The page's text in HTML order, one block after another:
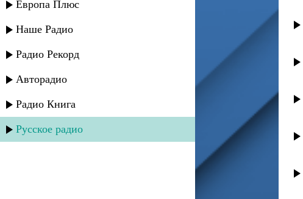
Европа Плюс
Наше Радио
Радио Рекорд
Авторадио
Радио Книга
Русское радио